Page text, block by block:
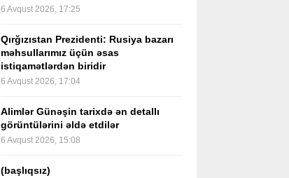
6 Avqust 2026, 17:25
Qırğızıstan Prezidenti: Rusiya bazarı
məhsullarımız üçün əsas
istiqamətlərdən biridir
6 Avqust 2026, 17:04
Alimlər Günəşin tarixdə ən detallı
görüntülərini əldə etdilər
6 Avqust 2026, 15:08
(başlıqsız)